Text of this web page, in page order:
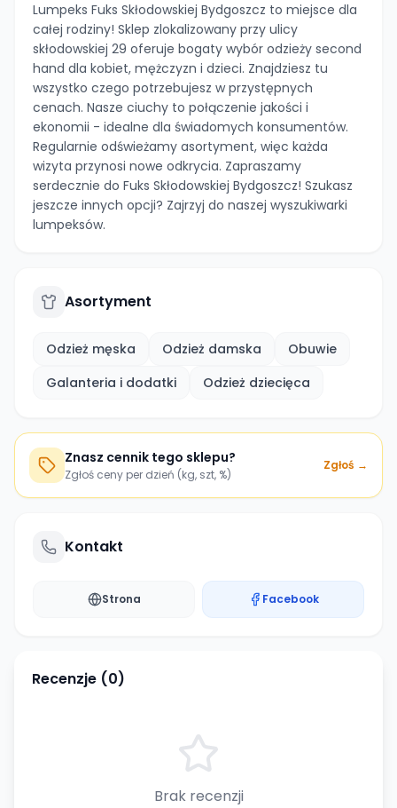
Lumpeks Fuks Skłodowskiej Bydgoszcz to miejsce dla
całej rodziny! Sklep zlokalizowany przy ulicy
skłodowskiej 29 oferuje bogaty wybór odzieży second
hand dla kobiet, mężczyzn i dzieci. Znajdziesz tu
wszystko czego potrzebujesz w przystępnych
cenach. Nasze ciuchy to połączenie jakości i
ekonomii - idealne dla świadomych konsumentów.
Regularnie odświeżamy asortyment, więc każda
wizyta przynosi nowe odkrycia. Zapraszamy
serdecznie do Fuks Skłodowskiej Bydgoszcz! Szukasz
jeszcze innych opcji? Zajrzyj do naszej wyszukiwarki
lumpeksów.
Asortyment
Odzież męska Odzież damska
Obuwie
Galanteria i dodatki
Odzież dziecięca
Znasz cennik tego sklepu?
Zgłoś ceny per dzień (kg, szt, %)
Zgłoś →
Kontakt
Strona Facebook
Recenzje (0)
Brak recenzji